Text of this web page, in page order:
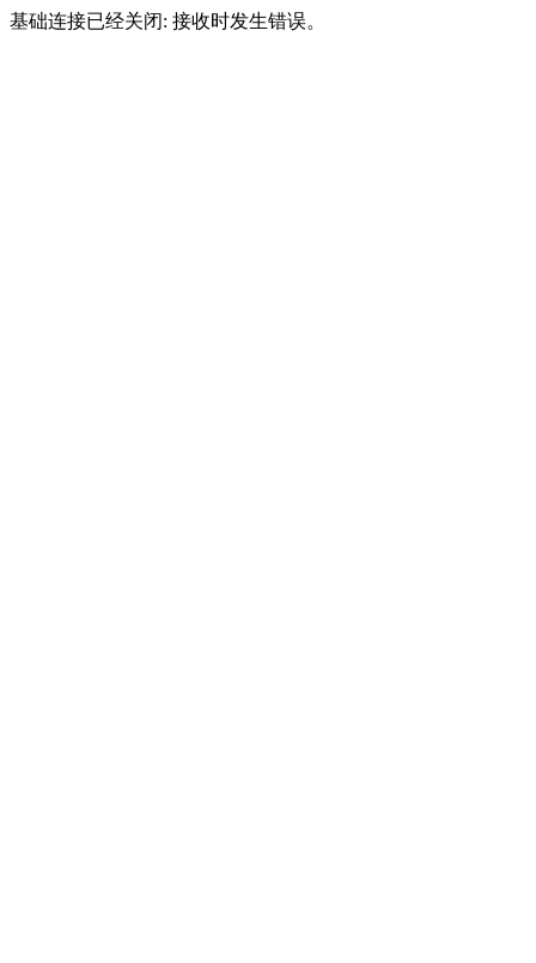
基础连接已经关闭: 接收时发生错误。